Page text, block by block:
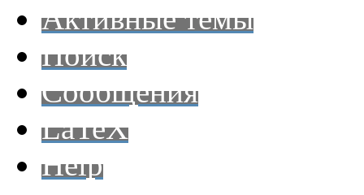
Активные темы
Поиск
Сообщения
LaTeX
Help